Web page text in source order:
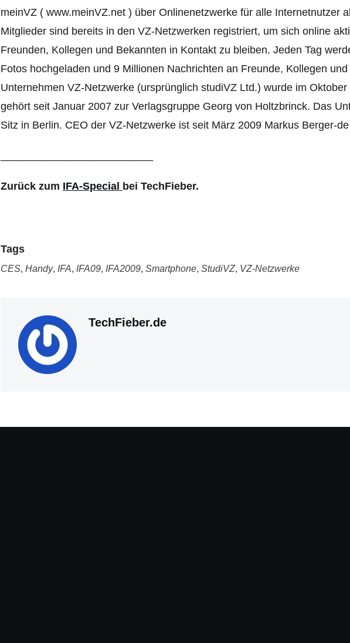
meinVZ ( www.meinVZ.net ) über Onlinenetzwerke für alle Internetnutzer
Mitglieder sind bereits in den VZ-Netzwerken registriert, um sich online
Freunden, Kollegen und Bekannten in Kontakt zu bleiben. Jeden Tag
Fotos hochgeladen und 9 Millionen Nachrichten an Freunde, Kollegen
Unternehmen VZ-Netzwerke (ursprünglich studiVZ Ltd.) wurde im
gehört seit Januar 2007 zur Verlagsgruppe Georg von Holtzbrinck. Das
Sitz in Berlin. CEO der VZ-Netzwerke ist seit März 2009 Markus Berger-
Zurück zum IFA-Special bei TechFieber.
Tags
CES, Handy, IFA, IFA09, IFA2009, Smartphone, StudiVZ, VZ-Netzwerke
TechFieber.de